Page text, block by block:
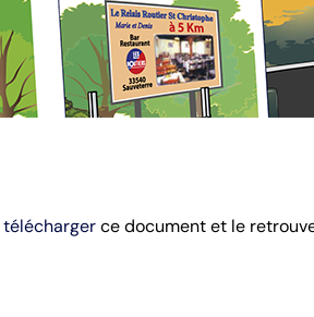
téléchargerce document et le